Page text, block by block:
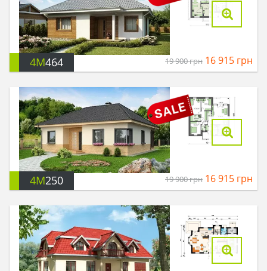
4M464 19 900грн 16 915 грн
4M250 19 900грн 16 915 грн